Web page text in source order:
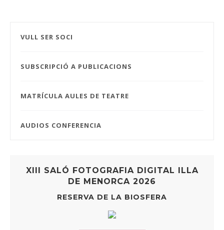
VULL SER SOCI
SUBSCRIPCIÓ A PUBLICACIONS
MATRÍCULA AULES DE TEATRE
AUDIOS CONFERENCIA
XIII SALÓ FOTOGRAFIA DIGITAL ILLA
DE MENORCA 2026
RESERVA DE LA BIOSFERA